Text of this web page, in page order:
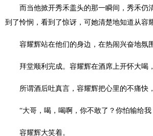
而当他掀开秀禾盖头的那一瞬间，秀禾仍清
到了怜悯，看到了惊讶，可她清楚地知道从容
容耀辉站在他们的身边，在热闹兴奋地氛围
拜堂顺利完成。容耀辉在酒席上开怀大喝，
所谓酒后吐真言，容耀辉把心里的不痛快，
“大哥，喝，喝啊，你不敢了？你怕输给我
容耀辉大笑着。